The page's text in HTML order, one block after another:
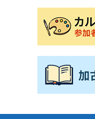
ら
て
き
た